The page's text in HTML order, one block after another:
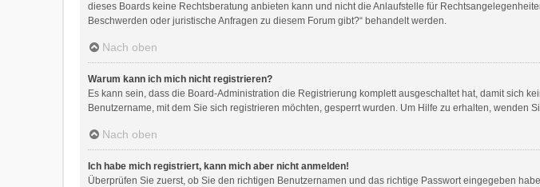
dieses Boards keine Rechtsberatung anbieten kann und nicht die Anlaufstelle für
Beschwerden oder juristische Anfragen zu diesem Forum gibt?“ behandelt werden.
Nach oben
Warum kann ich mich nicht registrieren?
Es kann sein, dass die Board-Administration die Registrierung komplett ausgeschaltet hat, damit sich
Benutzername, mit dem Sie sich registrieren möchten, gesperrt wurden. Um Hilfe zu erhalten, wenden
Nach oben
Ich habe mich registriert, kann mich aber nicht anmelden!
Überprüfen Sie zuerst, ob Sie den richtigen Benutzernamen und das richtige Passwort eingegeben